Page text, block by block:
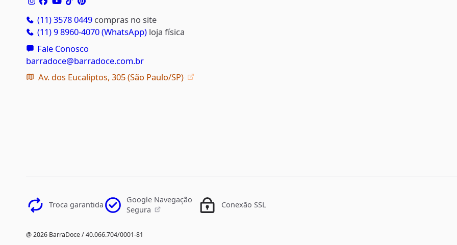
(11) 3578 0449 compras no site
(11) 9 8960-4070 (WhatsApp) loja física
Fale Conosco
barradoce@barradoce.com.br
Av. dos Eucaliptos, 305 (São Paulo/SP)
Troca garantida
Google Navegação
Segura
Conexão SSL
@ 2026 BarraDoce / 40.066.704/0001-81